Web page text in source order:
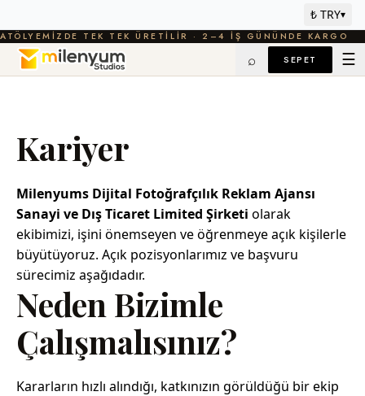
₺ TRY▾
ATÖLYEMIZDE TEK TEK ÜRETILIR · 2–4 IŞ GÜNÜNDE KARGO
⌕ SEPET ☰
Kariyer
Milenyums Dijital Fotoğrafçılık Reklam Ajansı
Sanayi ve Dış Ticaret Limited Şirketi olarak
ekibimizi, işini önemseyen ve öğrenmeye açık kişilerle
büyütüyoruz. Açık pozisyonlarımız ve başvuru
sürecimiz aşağıdadır.
Neden Bizimle
Çalışmalısınız?
Kararların hızlı alındığı, katkınızın görüldüğü bir ekip